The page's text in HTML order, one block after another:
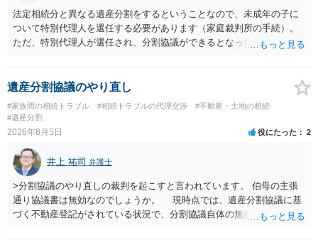
法定相続分と異なる遺産分割をするということなので、未成年の子に
ついて特別代理人を選任する必要があります（家庭裁判所の手続）。
ただ、特別代理人が選任され、分割協議ができるとなったとしても、
の権利も守られなければならないからです。 相続財産全体で、未成年
者の権利が守られているかどうかを判断しなければなりません。 単
に、未成年者を今後養育するのは、自分だからという理由では、法定
相続分以上に多くの遺産を取得することができるというわけではあり
ません。
遺産分割協議のやり直し
#家族間の相続トラブル #相続トラブルの代理交渉
#不動産・土地の相続
#遺産分割
2026年8月5日 役にたった 2
井上 祐司 弁護士
>分割協議のやり直しの裁判を起こすと言われています。 伯母の主張
通り協議書は無効なのでしょうか。 現時点では、遺産分割協議に基
づく不動産登記がされている状況で、分割協議自体の無効を裁判所が
方の訴訟の主張及び立証次第ですが、 ・御祖母様の認知能力に関する